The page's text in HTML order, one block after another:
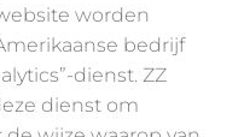
worden
bedrijf
dienst. ZZ
dienst om